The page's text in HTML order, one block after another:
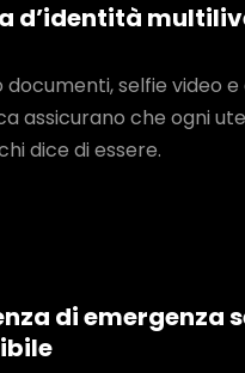
d’identità
selfie video e
assicurano che ogni
dice di essere.
di emergenza